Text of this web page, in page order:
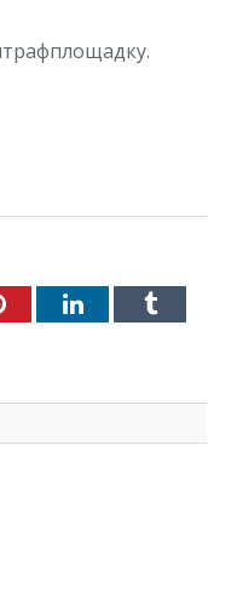
PinterestLinkedInTumblr